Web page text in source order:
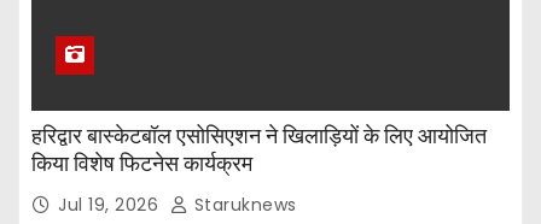
हरिद्वार बास्केटबॉल एसोसिएशन ने खिलाड़ियों के लिए आयोजित
किया विशेष फिटनेस कार्यक्रम
Jul 19, 2026 Staruknews